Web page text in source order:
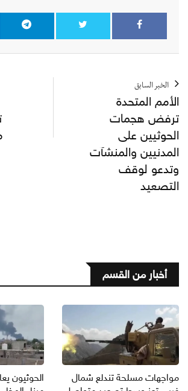
الخبر السابق
الأمم المتحدة
ترفض هجمات
الحوثيين على
المدنيين والمنشآت
وتدعو لوقف
التصعيد
أخبار من القسم
مواجهات مسلحة تندلع شمال
الحوثيون